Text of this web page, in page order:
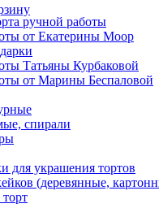
ручной работы
от Екатерины Моор
Татьяны Курбаковой
от Марины Беспаловой
спирали
для украшения тортов
(деревянные,